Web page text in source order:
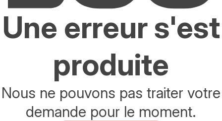
Une erreur s'est
produite
Nous ne pouvons pas traiter votre
demande pour le moment.